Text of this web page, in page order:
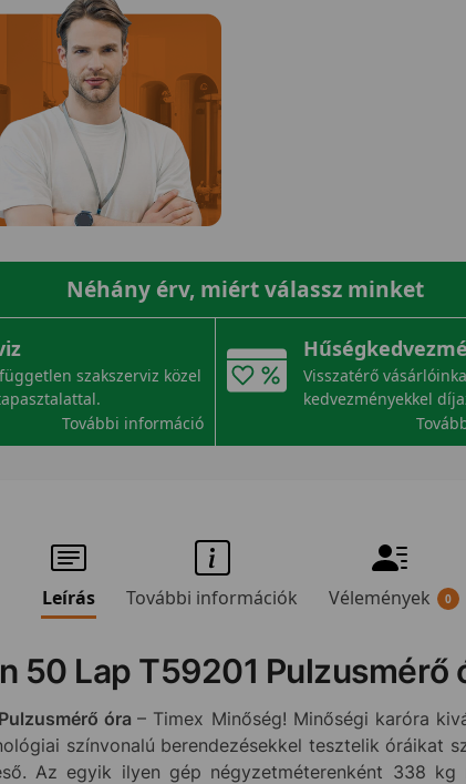
Néhány érv, miért válassz minket
szakszerviz közel
További információ
Visszatérő
kedvezményekkel
Leírás További információk Vélemények 0
50 Lap T59201 Pulzusmérő
Pulzusmérő óra – Timex Minőség! Minőségi karóra
színvonalú berendezésekkel tesztelik óráikat
Az egyik ilyen gép négyzetméterenként 338